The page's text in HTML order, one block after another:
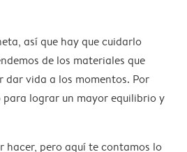
así que hay que cuidarlo
de los materiales que
dar vida a los momentos. Por
lograr un mayor equilibrio y
hacer, pero aquí te contamos lo